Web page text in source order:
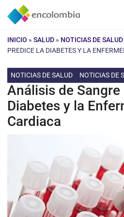
Saltar
INICIO » SALUD » NOTICIAS DE SALUD
PREDICE LA DIABETES Y LA
NOTICIAS DE SALUD NOTICIAS DE
Análisis de
Diabetes y la
Cardiaca